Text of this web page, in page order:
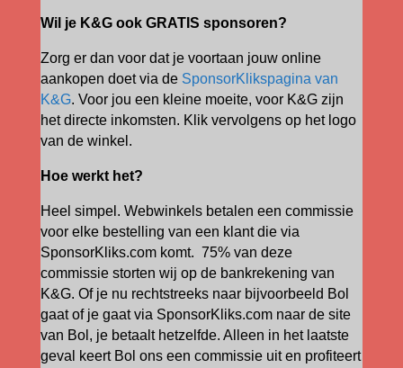
Wil je K&G ook GRATIS sponsoren?
Zorg er dan voor dat je voortaan jouw online
aankopen doet via de SponsorKlikspagina van
K&G. Voor jou een kleine moeite, voor K&G zijn
het directe inkomsten. Klik vervolgens op het logo
van de winkel.
Hoe werkt het?
Heel simpel. Webwinkels betalen een commissie
voor elke bestelling van een klant die via
SponsorKliks.com komt. 75% van deze
commissie storten wij op de bankrekening van
K&G. Of je nu rechtstreeks naar bijvoorbeeld Bol
gaat of je gaat via SponsorKliks.com naar de site
van Bol, je betaalt hetzelfde. Alleen in het laatste
geval keert Bol ons een commissie uit en profiteert